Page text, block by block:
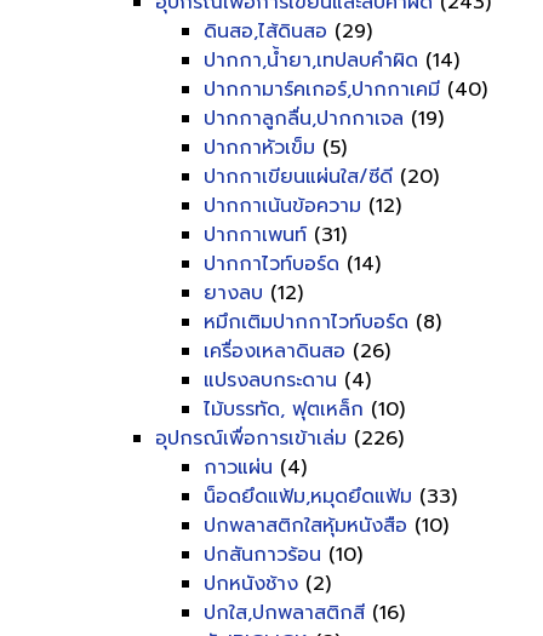
ดินสอ,ไส้ดินสอ (29)
ปากกา,น้ำยา,เทปลบคำผิด (14)
ปากกามาร์คเกอร์,ปากกาเคมี (40)
ปากกาลูกลื่น,ปากกาเจล (19)
ปากกาหัวเข็ม (5)
ปากกาเขียนแผ่นใส/ซีดี (20)
ปากกาเน้นข้อความ (12)
ปากกาเพนท์ (31)
ปากกาไวท์บอร์ด (14)
ยางลบ (12)
หมึกเติมปากกาไวท์บอร์ด (8)
เครื่องเหลาดินสอ (26)
แปรงลบกระดาน (4)
ไม้บรรทัด, ฟุตเหล็ก (10)
อุปกรณ์เพื่อการเข้าเล่ม (226)
กาวแผ่น (4)
น็อดยึดแฟ้ม,หมุดยึดแฟ้ม (33)
ปกพลาสติกใสหุ้มหนังสือ (10)
ปกสันกาวร้อน (10)
ปกหนังช้าง (2)
ปกใส,ปกพลาสติกสี (16)